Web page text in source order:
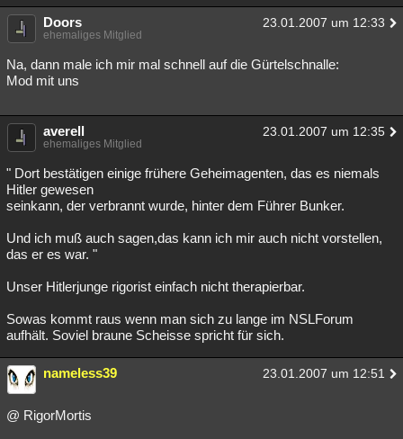
Doors 23.01.2007 um 12:33
ehemaliges Mitglied
Na, dann male ich mir mal schnell auf die Gürtelschnalle:
Mod mit uns
averell 23.01.2007 um 12:35
ehemaliges Mitglied
" Dort bestätigen einige frühere Geheimagenten, das es niemals
Hitler gewesen
seinkann, der verbrannt wurde, hinter dem Führer Bunker.
Und ich muß auch sagen,das kann ich mir auch nicht vorstellen,
das er es war. "
Unser Hitlerjunge rigorist einfach nicht therapierbar.
Sowas kommt raus wenn man sich zu lange im NSLForum
aufhält. Soviel braune Scheisse spricht für sich.
nameless39 23.01.2007 um 12:51
@ RigorMortis